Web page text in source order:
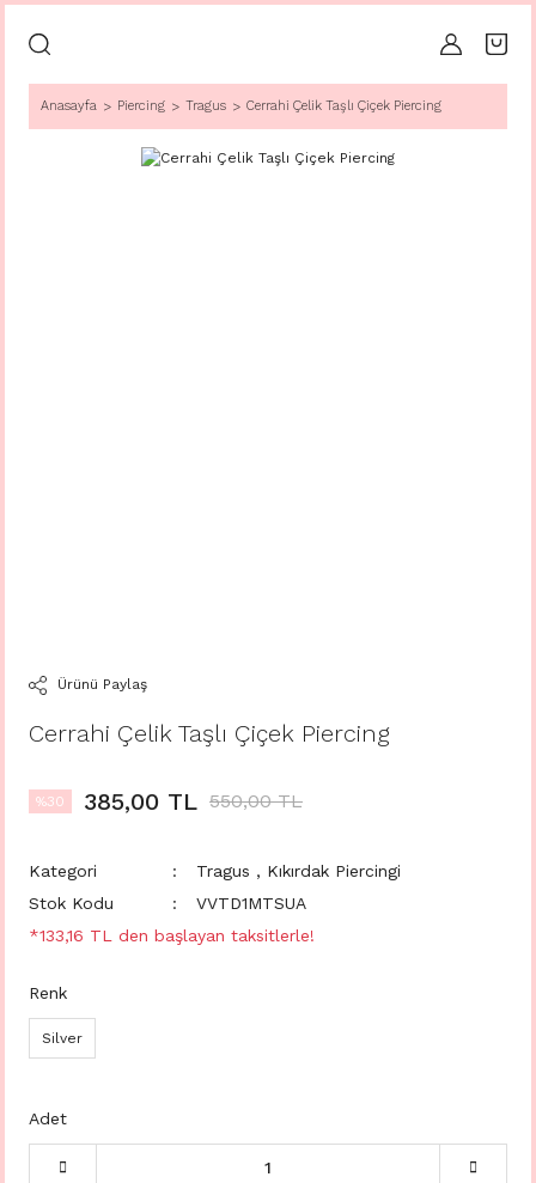
Anasayfa Piercing Tragus Cerrahi Çelik Taşlı Çiçek Piercing
Ürünü Paylaş
Cerrahi Çelik Taşlı Çiçek Piercing
%30 385,00 TL 550,00 TL
Kategori Tragus , Kıkırdak Piercingi
Stok Kodu
VVTD1MTSUA
*133,16 TL den başlayan taksitlerle!
Renk
Silver
Adet